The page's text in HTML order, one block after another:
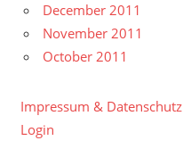
December 2011
November 2011
October 2011
Impressum & Datenschutz
Login